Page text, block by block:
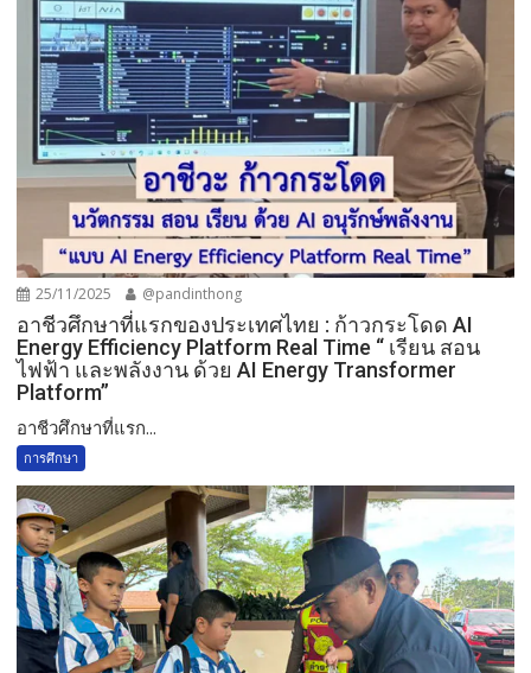
25/11/2025 @pandinthong
อาชีวศึกษาที่แรกของประเทศไทย : ก้าวกระโดด AI
Energy Efficiency Platform Real Time “ เรียน สอน
ไฟฟ้า และพลังงาน ด้วย AI Energy Transformer
Platform”
อาชีวศึกษาที่แรก...
การศึกษา